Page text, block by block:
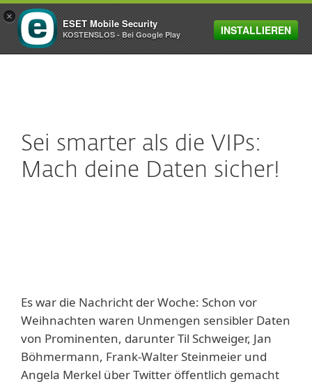
MENU
Sei smarter als die VIPs:
Mach deine Daten sicher!
Es war die Nachricht der Woche: Schon vor
Weihnachten waren Unmengen sensibler Daten
von Prominenten, darunter Til Schweiger, Jan
Böhmermann, Frank-Walter Steinmeier und
Angela Merkel über Twitter öffentlich gemacht
×
ESET Mobile Security
KOSTENSLOS - Bei Google Play INSTALLIEREN